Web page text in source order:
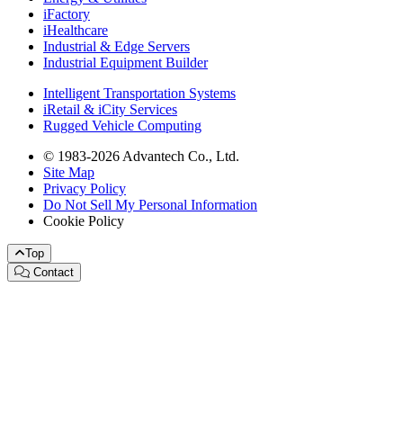
iFactory
iHealthcare
Industrial & Edge Servers
Industrial Equipment Builder
Intelligent Transportation Systems
iRetail & iCity Services
Rugged Vehicle Computing
© 1983-2026 Advantech Co., Ltd.
Site Map
Privacy Policy
Do Not Sell My Personal Information
Cookie Policy
Top
Contact